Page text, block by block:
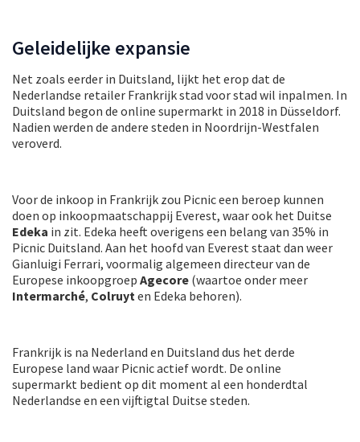
Geleidelijke expansie
Net zoals eerder in Duitsland, lijkt het erop dat de
Nederlandse retailer Frankrijk stad voor stad wil inpalmen. In
Duitsland begon de online supermarkt in 2018 in Düsseldorf.
Nadien werden de andere steden in Noordrijn-Westfalen
veroverd.
Voor de inkoop in Frankrijk zou Picnic een beroep kunnen
doen op inkoopmaatschappij Everest, waar ook het Duitse
Edeka in zit. Edeka heeft overigens een belang van 35% in
Picnic Duitsland. Aan het hoofd van Everest staat dan weer
Gianluigi Ferrari, voormalig algemeen directeur van de
Europese inkoopgroep Agecore (waartoe onder meer
Intermarché, Colruyten Edeka behoren).
Frankrijk is na Nederland en Duitsland dus het derde
Europese land waar Picnic actief wordt. De online
supermarkt bedient op dit moment al een honderdtal
Nederlandse en een vijftigtal Duitse steden.